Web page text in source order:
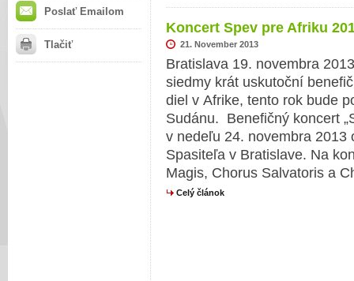
Poslať Emailom
Tlačiť
Koncert Spev pre Afriku
21. November 2013
Bratislava 19. novembra
siedmy krát uskutoční
diel v Afrike, tento rok bude
Sudánu. Benefičný koncert
v nedeľu 24. novembra 2013
Spasiteľa v Bratislave. Na
Magis, Chorus Salvatoris a
Celý článok